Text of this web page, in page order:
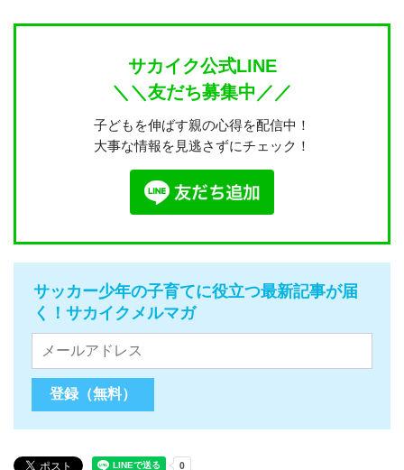
サカイク公式LINE
＼＼友だち募集中／／
子どもを伸ばす親の心得を配信中！
大事な情報を見逃さずにチェック！
サッカー少年の子育てに役立つ最新記事が届
く！サカイクメルマガ